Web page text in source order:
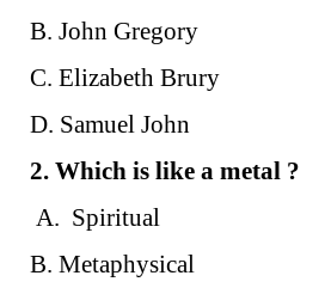
B. John Gregory
C. Elizabeth Brury
D. Samuel John
2. Which is like a metal ?
A. Spiritual
B. Metaphysical